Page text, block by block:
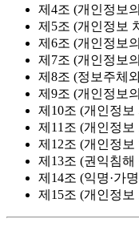
제4조 (개인정보
제5조 (개인정보
제6조 (개인정보
제7조 (개인정보
제8조 (정보주체
제9조 (개인정보
제10조 (개인정
제11조 (개인정
제12조 (개인정보
제13조 (권익침해
제14조 (익명·가
제15조 (개인정